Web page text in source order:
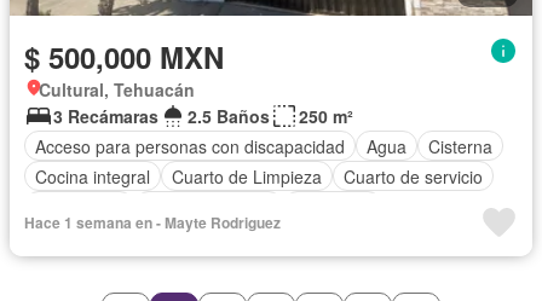
$ 500,000 MXN
Cultural, Tehuacán
3 Recámaras
2.5 Baños
250 m²
Acceso para personas con discapacidad
Agua
Cisterna
Cocina integral
Cuarto de Limpieza
Cuarto de servicio
Recámara con closet
Sin amueblar
Hace 1 semana en - Mayte Rodriguez